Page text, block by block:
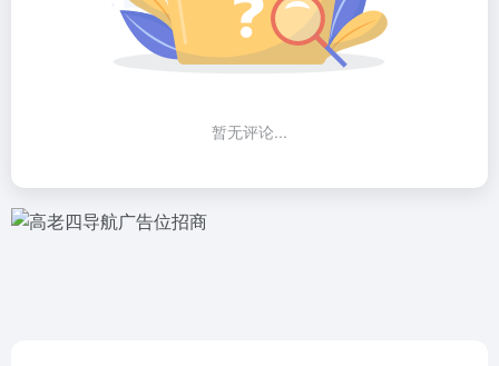
暂无评论...